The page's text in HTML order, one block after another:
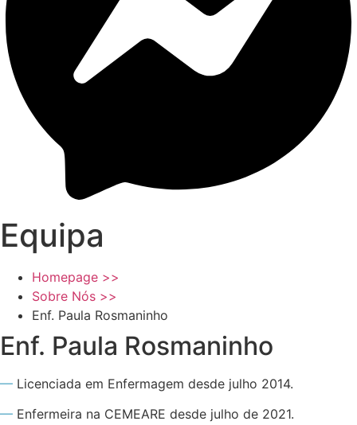
Equipa
Homepage >>
Sobre Nós >>
Enf. Paula Rosmaninho
Enf. Paula Rosmaninho
— Licenciada em Enfermagem desde julho 2014.
— Enfermeira na CEMEARE desde julho de 2021.